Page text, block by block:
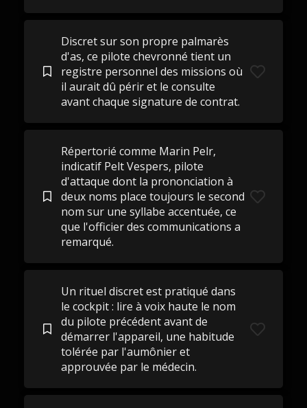
Discret sur son propre palmarès
d'as, ce pilote chevronné tient un
registre personnel des missions où
il aurait dû périr et le consulte
avant chaque signature de contrat.
Répertorié comme Marin Pelr,
indicatif Pelt Vespers, pilote
d'attaque dont la prononciation à
deux noms place toujours le second
nom sur une syllabe accentuée, ce
que l'officier des communications a
remarqué.
Un rituel discret est pratiqué dans
le cockpit : lire à voix haute le nom
du pilote précédent avant de
démarrer l'appareil, une habitude
tolérée par l'aumônier et
approuvée par le médecin.